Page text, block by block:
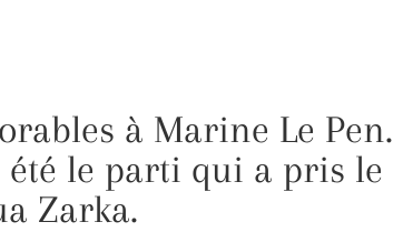
à Marine Le Pen.
été le parti qui a pris le
Zarka.